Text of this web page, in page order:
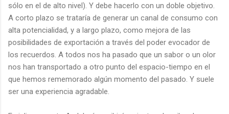
sólo en el de alto nivel). Y debe hacerlo con un doble objetivo.
A corto plazo se trataría de generar un canal de consumo con
alta potencialidad, y a largo plazo, como mejora de las
posibilidades de exportación a través del poder evocador de
los recuerdos. A todos nos ha pasado que un sabor o un olor
nos han transportado a otro punto del espacio-tiempo en el
que hemos rememorado algún momento del pasado. Y suele
ser una experiencia agradable.